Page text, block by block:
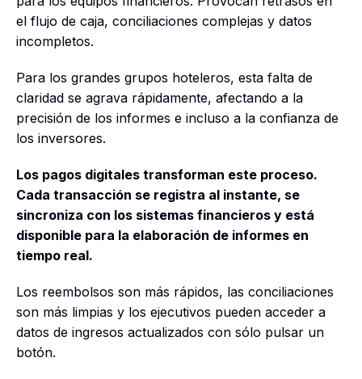
el flujo de caja, conciliaciones complejas y datos
incompletos.
Para los grandes grupos hoteleros, esta falta de
claridad se agrava rápidamente, afectando a la
precisión de los informes e incluso a la confianza de
los inversores.
Los pagos digitales transforman este proceso.
Cada transacción se registra al instante, se
sincroniza con los sistemas financieros y está
disponible para la elaboración de informes en
tiempo real.
Los reembolsos son más rápidos, las conciliaciones
son más limpias y los ejecutivos pueden acceder a
datos de ingresos actualizados con sólo pulsar un
botón.